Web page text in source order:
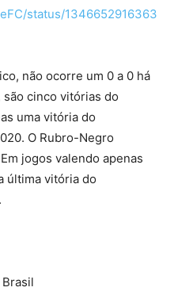
status/1346652916363
não ocorre um 0 a 0 há
cinco vitórias do
uma vitória do
O Rubro-Negro
jogos valendo apenas
última vitória do